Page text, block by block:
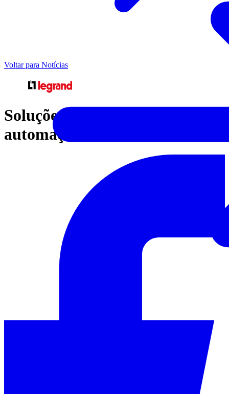
Voltar para Notícias
Soluções Legrand para a
automação residencial